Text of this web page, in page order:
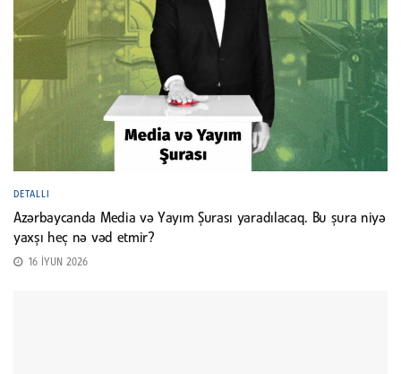
DETALLI
Azərbaycanda Media və Yayım Şurası yaradılacaq. Bu şura niyə
yaxşı heç nə vəd etmir?
16 İYUN 2026